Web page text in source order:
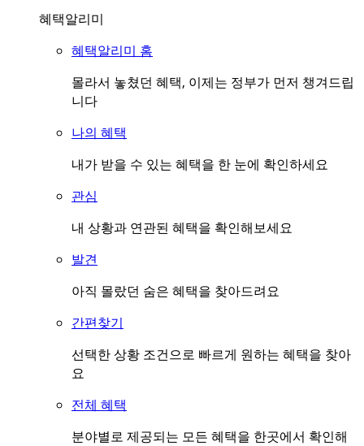
혜택알리미
혜택알리미 홈
몰라서 놓쳤던 혜택, 이제는 정부가 먼저 챙겨드립
니다
나의 혜택
내가 받을 수 있는 혜택을 한 눈에 확인하세요
관심
내 상황과 연관된 혜택을 확인해보세요
발견
아직 몰랐던 숨은 혜택을 찾아드려요
간편찾기
선택한 상황 조건으로 빠르게 원하는 혜택을 찾아
요
전체 혜택
분야별로 제공되는 모든 혜택을 한곳에서 확인해